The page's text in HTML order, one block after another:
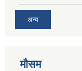
अन्य
मौसम